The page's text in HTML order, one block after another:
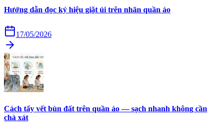
Hướng dẫn đọc ký hiệu giặt ủi trên nhãn quần áo
17/05/2026
Cách tẩy vết bùn đất trên quần áo — sạch nhanh không cần
chà xát